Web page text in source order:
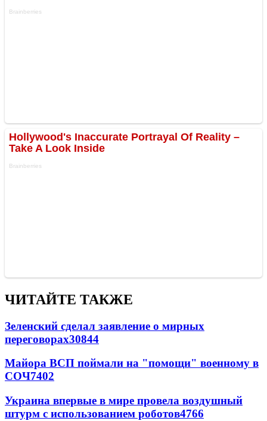
ЧИТАЙТЕ ТАКЖЕ
Зеленский сделал заявление о мирных
переговорах30844
Майора ВСП поймали на "помощи" военному в
СОЧ7402
Украина впервые в мире провела воздушный
штурм с использованием роботов4766